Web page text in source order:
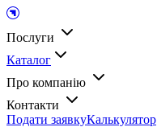
Послуги
Каталог
Про компанію
Контакти
Подати заявкуКалькулятор